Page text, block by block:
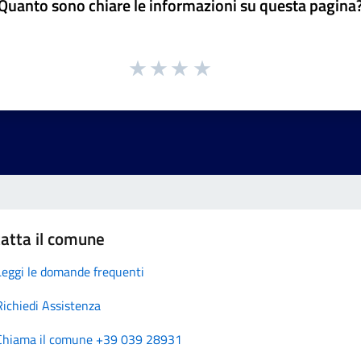
sono chiare le informazioni su questa
il comune
le domande frequenti
Assistenza
il comune +39 039 28931